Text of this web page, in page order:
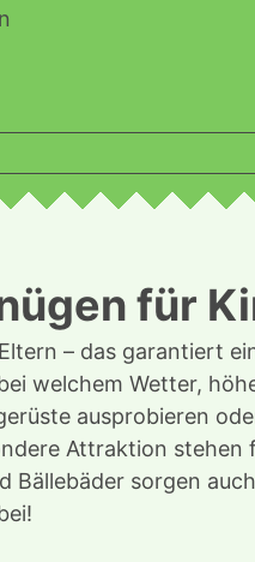
für
– das garantiert
welchem Wetter,
ausprobieren
Attraktion
Bällebäder sorgen